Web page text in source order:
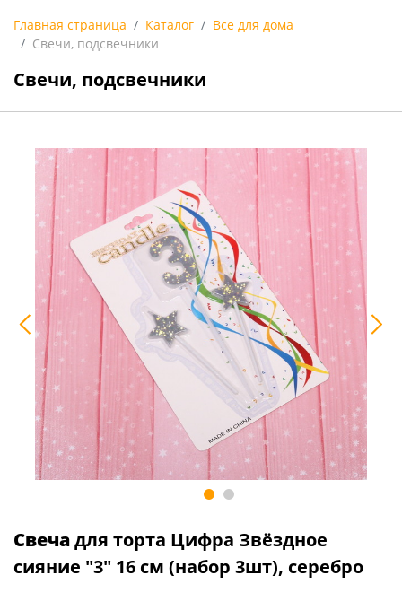
Главная страница Каталог
Все для дома
Свечи, подсвечники
Свечи, подсвечники
Свечадля торта Цифра Звёздное
сияние "3" 16 см (набор 3шт), серебро